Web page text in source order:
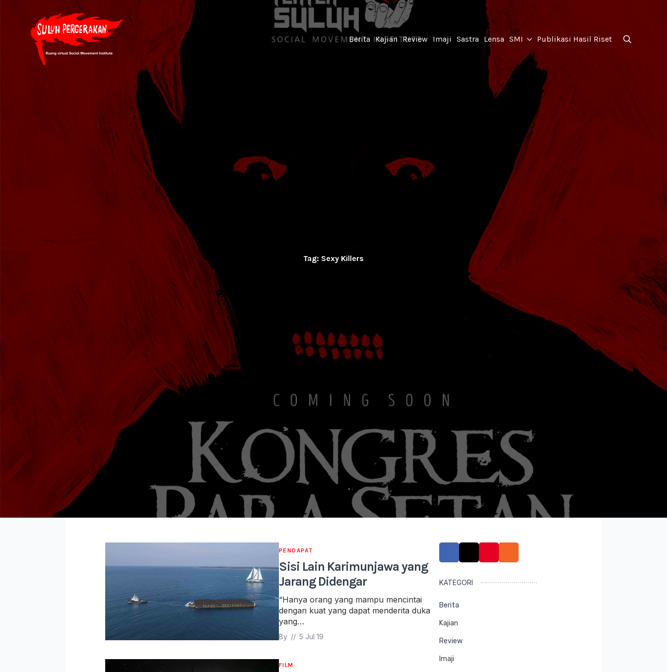
Berita Kajian Review Imaji Sastra Lensa SMI Publikasi Hasil Riset
Tag: Sexy Killers
PENDAPAT
Sisi Lain Karimunjawa yang
Jarang Didengar
“Hanya orang yang mampu mencintai
dengan kuat yang dapat menderita duka
yang…
By // 5 Jul 19
FILM
KATEGORI
Berita
Kajian
Review
Imaji